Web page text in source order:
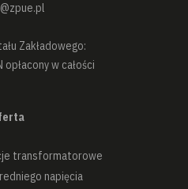
Zakładowego:
w całości
transformatorowe
napięcia